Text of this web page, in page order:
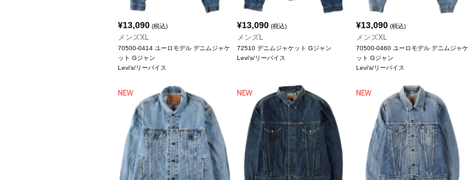
¥13,090 (税込)
メンズXL
70500-0414 ユーロモデル デニムジャケ
ット Gジャン
Levi's/リーバイス
¥13,090 (税込)
メンズL
72510 デニムジャケット Gジャン
Levi's/リーバイス
¥13,090 (税込)
メンズXL
70500-0460 ユーロモデル デニムジャケ
ット Gジャン
Levi's/リーバイス